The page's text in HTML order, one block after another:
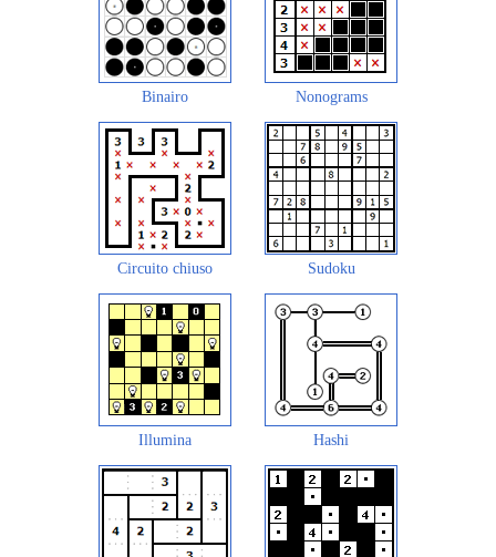
Binairo Nonograms
Circuito chiuso Sudoku
Illumina Hashi